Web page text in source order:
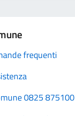
frequenti
0825 875100